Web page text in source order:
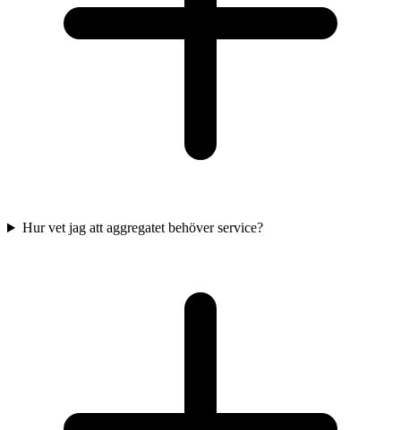
Hur vet jag att aggregatet behöver service?